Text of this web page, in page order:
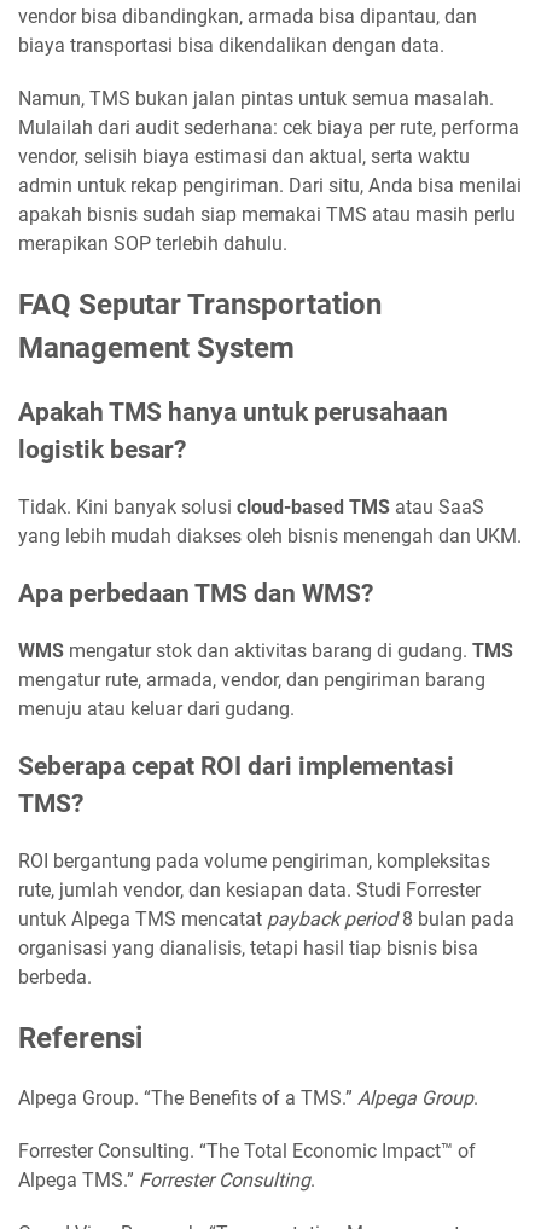
vendor bisa dibandingkan, armada bisa dipantau, dan
biaya transportasi bisa dikendalikan dengan data.
Namun, TMS bukan jalan pintas untuk semua masalah.
Mulailah dari audit sederhana: cek biaya per rute, performa
vendor, selisih biaya estimasi dan aktual, serta waktu
admin untuk rekap pengiriman. Dari situ, Anda bisa menilai
apakah bisnis sudah siap memakai TMS atau masih perlu
merapikan SOP terlebih dahulu.
FAQ Seputar Transportation
Management System
Apakah TMS hanya untuk perusahaan
logistik besar?
Tidak. Kini banyak solusi cloud-based TMS atau SaaS
yang lebih mudah diakses oleh bisnis menengah dan UKM.
Apa perbedaan TMS dan WMS?
WMS mengatur stok dan aktivitas barang di gudang. TMS
mengatur rute, armada, vendor, dan pengiriman barang
menuju atau keluar dari gudang.
Seberapa cepat ROI dari implementasi
TMS?
ROI bergantung pada volume pengiriman, kompleksitas
rute, jumlah vendor, dan kesiapan data. Studi Forrester
untuk Alpega TMS mencatat payback period8 bulan pada
organisasi yang dianalisis, tetapi hasil tiap bisnis bisa
berbeda.
Referensi
Alpega Group. “The Benefits of a TMS.” Alpega Group.
Forrester Consulting. “The Total Economic Impact™ of
Alpega TMS.” Forrester Consulting.